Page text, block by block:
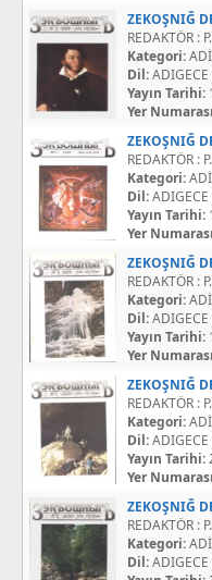
ZEKOŞNIĞ
REDAKTÖR :
Kategori:
Dil:
Yayın Tarihi:
Yer
ZEKOŞNIĞ
REDAKTÖR :
Kategori:
Dil:
Yayın Tarihi:
Yer
ZEKOŞNIĞ
REDAKTÖR :
Kategori:
Dil:
Yayın Tarihi:
Yer
ZEKOŞNIĞ
REDAKTÖR :
Kategori:
Dil:
Yayın Tarihi:
Yer
ZEKOŞNIĞ
REDAKTÖR :
Kategori:
Dil: